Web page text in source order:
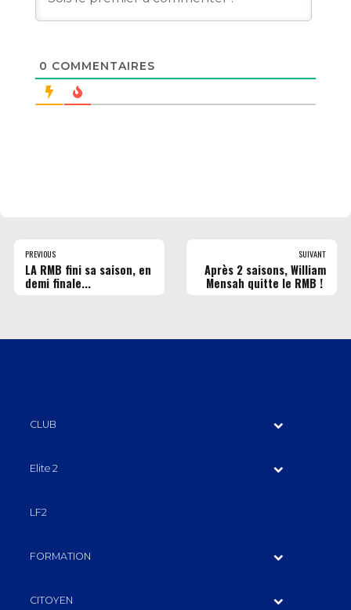
0 COMMENTAIRES
PREVIOUS
LA RMB fini sa saison, en
demi finale...
SUIVANT
Après 2 saisons, William
Mensah quitte le RMB !
CLUB
Elite 2
LF2
FORMATION
CITOYEN